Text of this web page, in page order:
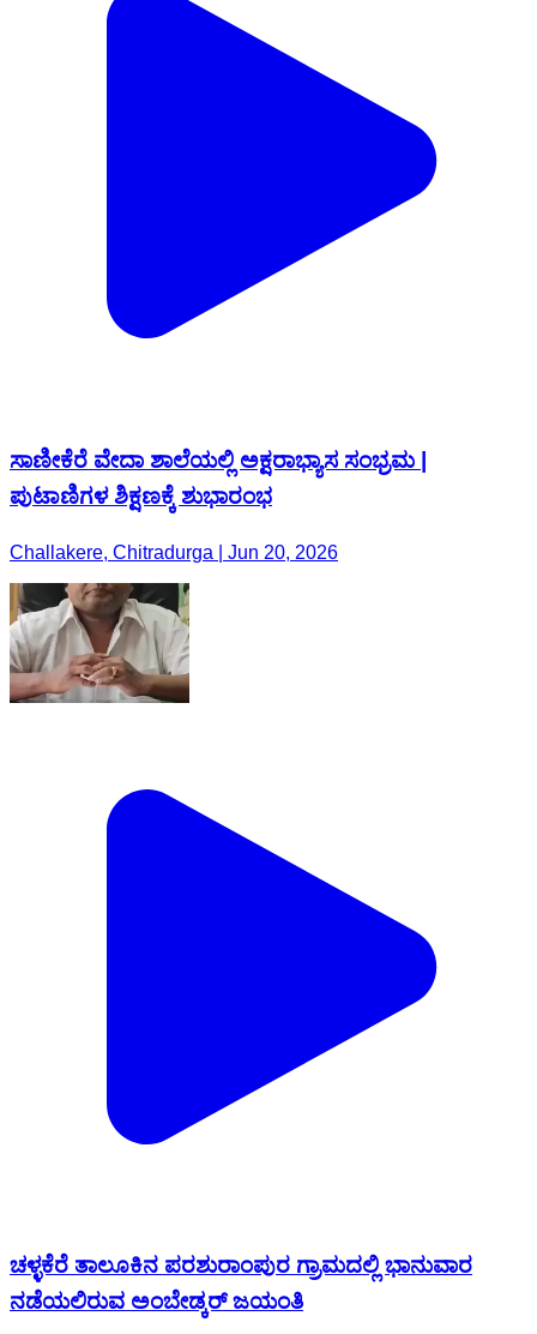
ಸಾಣೀಕೆರೆ ವೇದಾ ಶಾಲೆಯಲ್ಲಿ ಅಕ್ಷರಾಭ್ಯಾಸ ಸಂಭ್ರಮ |
ಪುಟಾಣಿಗಳ ಶಿಕ್ಷಣಕ್ಕೆ ಶುಭಾರಂಭ
Challakere, Chitradurga | Jun 20, 2026
ಚಳ್ಳಕೆರೆ ತಾಲೂಕಿನ ಪರಶುರಾಂಪುರ ಗ್ರಾಮದಲ್ಲಿ ಭಾನುವಾರ
ನಡೆಯಲಿರುವ ಅಂಬೇಡ್ಕರ್ ಜಯಂತಿ